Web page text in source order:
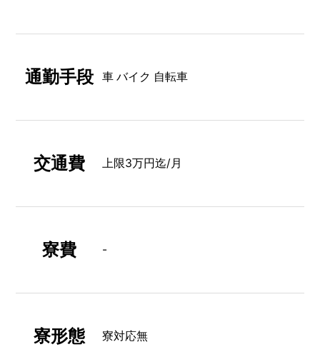
通勤手段 車 バイク 自転車
交通費 上限3万円迄/月
寮費 -
寮形態 寮対応無